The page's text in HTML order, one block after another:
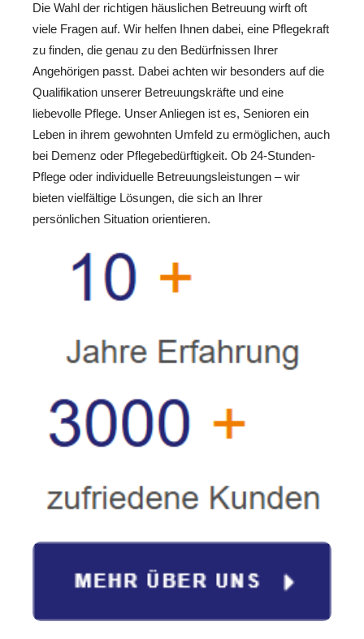
Die Wahl der richtigen häuslichen Betreuung wirft oft
viele Fragen auf. Wir helfen Ihnen dabei, eine Pflegekraft
zu finden, die genau zu den Bedürfnissen Ihrer
Angehörigen passt. Dabei achten wir besonders auf die
Qualifikation unserer Betreuungskräfte und eine
liebevolle Pflege. Unser Anliegen ist es, Senioren ein
Leben in ihrem gewohnten Umfeld zu ermöglichen, auch
bei Demenz oder Pflegebedürftigkeit. Ob 24-Stunden-
Pflege oder individuelle Betreuungsleistungen – wir
bieten vielfältige Lösungen, die sich an Ihrer
persönlichen Situation orientieren.